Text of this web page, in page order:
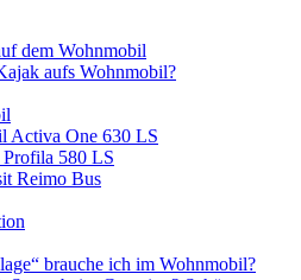
dem Wohnmobil
aufs Wohnmobil?
Activa One 630 LS
580 LS
Reimo Bus
brauche ich im Wohnmobil?